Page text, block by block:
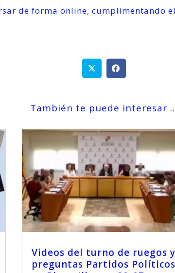
de forma online, cumplimentando
También te puede interesar
Videos del turno de ruegos y
preguntas Partidos Políticos